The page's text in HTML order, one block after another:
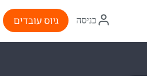
איקון
התחברות
כניסה גיוס עובדים